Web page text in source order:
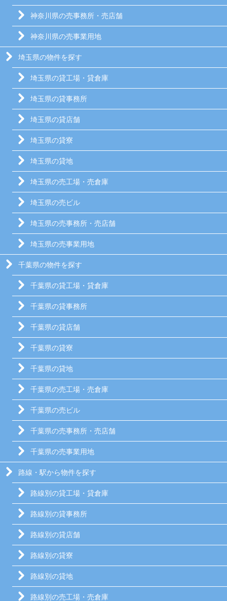
神奈川県の売事務所・売店舗
神奈川県の売事業用地
埼玉県の物件を探す
埼玉県の貸工場・貸倉庫
埼玉県の貸事務所
埼玉県の貸店舗
埼玉県の貸寮
埼玉県の貸地
埼玉県の売工場・売倉庫
埼玉県の売ビル
埼玉県の売事務所・売店舗
埼玉県の売事業用地
千葉県の物件を探す
千葉県の貸工場・貸倉庫
千葉県の貸事務所
千葉県の貸店舗
千葉県の貸寮
千葉県の貸地
千葉県の売工場・売倉庫
千葉県の売ビル
千葉県の売事務所・売店舗
千葉県の売事業用地
路線・駅から物件を探す
路線別の貸工場・貸倉庫
路線別の貸事務所
路線別の貸店舗
路線別の貸寮
路線別の貸地
路線別の売工場・売倉庫